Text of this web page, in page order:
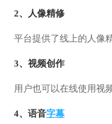
2、人像精修
平台提供了线上的人像精
3、视频创作
用户也可以在线使用视频
4、语音字幕